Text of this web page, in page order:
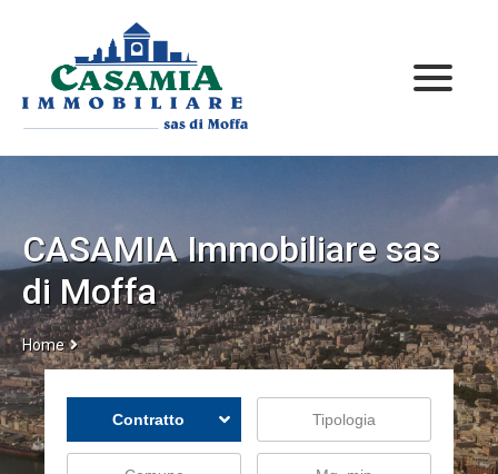
Home
Immobili
Immobili In Affitto
Contatti
CASAMIA Immobiliare sas
di Moffa
Home